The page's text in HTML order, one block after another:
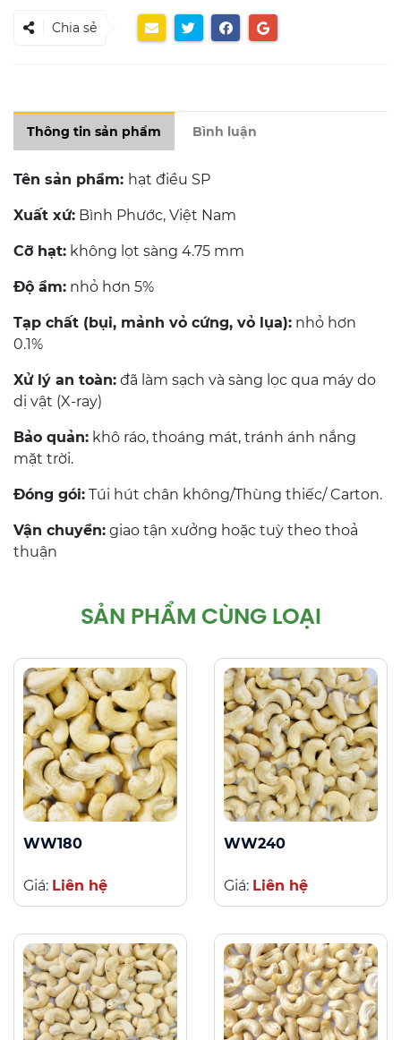
Chia sẻ
Thông tin sản phẩm Bình luận
Tên sản phẩm: hạt điều SP
Xuất xứ: Bình Phước, Việt Nam
Cỡ hạt: không lọt sàng 4.75 mm
Độ ẩm: nhỏ hơn 5%
Tạp chất (bụi, mảnh vỏ cứng, vỏ lụa): nhỏ hơn
0.1%
Xử lý an toàn: đã làm sạch và sàng lọc qua máy do
dị vật (X-ray)
Bảo quản: khô ráo, thoáng mát, tránh ánh nắng
mặt trời.
Đóng gói: Túi hút chân không/Thùng thiếc/ Carton.
Vận chuyển: giao tận xưởng hoặc tuỳ theo thoả
thuận
SẢN PHẨM CÙNG LOẠI
WW180
Giá: Liên hệ
WW240
Giá: Liên hệ